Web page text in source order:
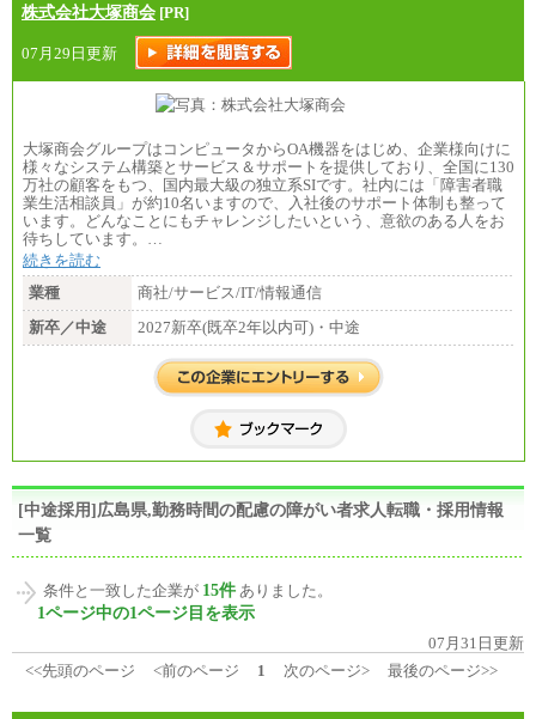
株式会社大塚商会 [PR]
07月29日更新
大塚商会グループはコンピュータからOA機器をはじめ、企業様向けに
様々なシステム構築とサービス＆サポートを提供しており、全国に130
万社の顧客をもつ、国内最大級の独立系SIです。社内には「障害者職
業生活相談員」が約10名いますので、入社後のサポート体制も整って
います。どんなことにもチャレンジしたいという、意欲のある人をお
待ちしています。…
続きを読む
業種
商社/サービス/IT/情報通信
新卒／中途
2027新卒(既卒2年以内可)・中途
[中途採用]広島県,勤務時間の配慮の障がい者求人転職・採用情報
一覧
条件と一致した企業が 15件 ありました。
1ページ中の1ページ目を表示
07月31日更新
<<先頭のページ
<前のページ 1 次のページ> 最後のページ>>